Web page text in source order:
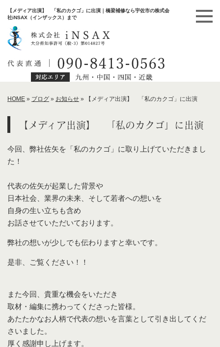
【メディア出演】 「私のカクゴ」に出演｜橋梁補修なら宇佐市の株式会
社iNSAX（インザックス）まで
HOME » ブログ » お知らせ » 【メディア出演】 「私のカクゴ」に出演
【メディア出演】 「私のカクゴ」に出演
今回、弊社佐矢を「私のカクゴ」に取り上げていただきまし
た！
代表の佐矢が起業した背景や
日本社会、業界の未来、そして若者への想いを
自身の生い立ちも含め
お話させていただいております。
弊社の想いが少しでも伝わりますと幸いです。
是非、ご覧ください！！
また今回、貴重な機会をいただき
取材・編集に携わってくださった皆様。
あたたかなお人柄で代表の想いを言葉として引き出してくだ
さいました。
厚く感謝申し上げます。